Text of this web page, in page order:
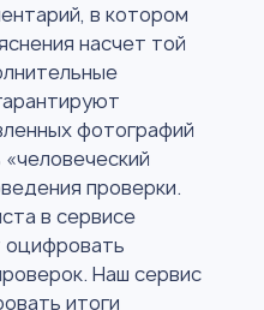
в котором
насчет той
фотографий
проверки.
в сервисе
оцифровать
Наш сервис
итоги